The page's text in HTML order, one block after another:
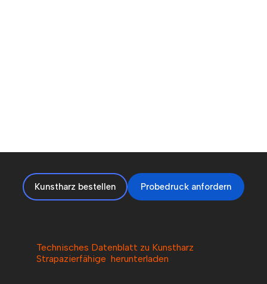
Kunstharz bestellen Probedruck anfordern
Technisches Datenblatt zu Kunstharz
Strapazierfähige herunterladen